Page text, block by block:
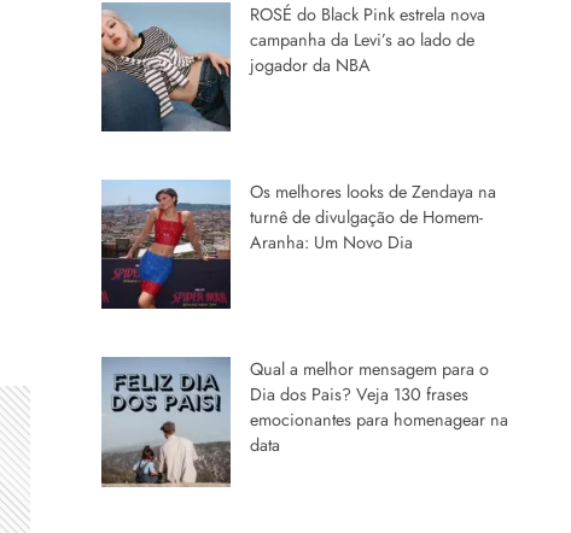
ROSÉ do Black Pink estrela nova
campanha da Levi’s ao lado de
jogador da NBA
Os melhores looks de Zendaya na
turnê de divulgação de Homem-
Aranha: Um Novo Dia
Qual a melhor mensagem para o
Dia dos Pais? Veja 130 frases
emocionantes para homenagear na
data